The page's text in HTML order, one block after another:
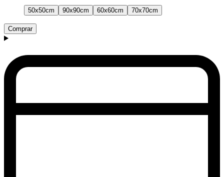
50x50cm 90x90cm 60x60cm 70x70cm
Comprar